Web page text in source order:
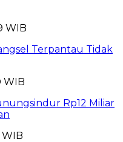
WIB
Terpantau Tidak
WIB
Rp12 Miliar
WIB